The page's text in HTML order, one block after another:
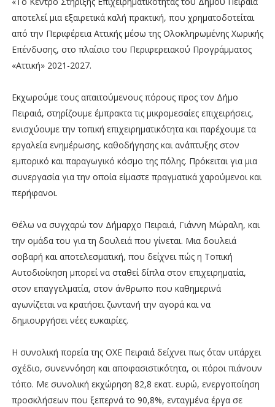
αποτελεί μια εξαιρετικά καλή πρακτική, που χρηματοδοτείται
από την Περιφέρεια Αττικής μέσω της Ολοκληρωμένης Χωρικής
Επένδυσης, στο πλαίσιο του Περιφερειακού Προγράμματος
«Αττική» 2021-2027.
Εκχωρούμε τους απαιτούμενους πόρους προς τον Δήμο
Πειραιά, στηρίζουμε έμπρακτα τις μικρομεσαίες επιχειρήσεις,
ενισχύουμε την τοπική επιχειρηματικότητα και παρέχουμε τα
εργαλεία ενημέρωσης, καθοδήγησης και ανάπτυξης στον
εμπορικό και παραγωγικό κόσμο της πόλης. Πρόκειται για μια
συνεργασία για την οποία είμαστε πραγματικά χαρούμενοι και
περήφανοι.
Θέλω να συγχαρώ τον Δήμαρχο Πειραιά, Γιάννη Μώραλη, και
την ομάδα του για τη δουλειά που γίνεται. Μια δουλειά
σοβαρή και αποτελεσματική, που δείχνει πώς η Τοπική
Αυτοδιοίκηση μπορεί να σταθεί δίπλα στον επιχειρηματία,
στον επαγγελματία, στον άνθρωπο που καθημερινά
αγωνίζεται να κρατήσει ζωντανή την αγορά και να
δημιουργήσει νέες ευκαιρίες.
Η συνολική πορεία της ΟΧΕ Πειραιά δείχνει πως όταν υπάρχει
σχέδιο, συνεννόηση και αποφασιστικότητα, οι πόροι πιάνουν
τόπο. Με συνολική εκχώρηση 82,8 εκατ. ευρώ, ενεργοποίηση
προσκλήσεων που ξεπερνά το 90,8%, ενταγμένα έργα σε